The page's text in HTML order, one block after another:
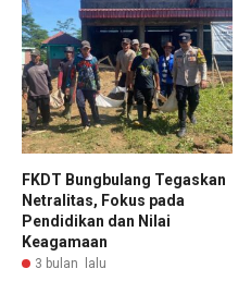
FKDT Bungbulang Tegaskan
Netralitas, Fokus pada
Pendidikan dan Nilai
Keagamaan
3 bulan lalu